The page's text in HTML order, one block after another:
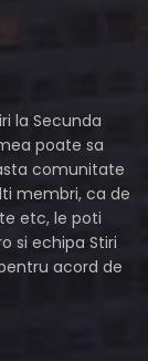
la Secunda
poate sa
comunitate
membri, ca de
etc, le poti
si echipa Stiri
acord de